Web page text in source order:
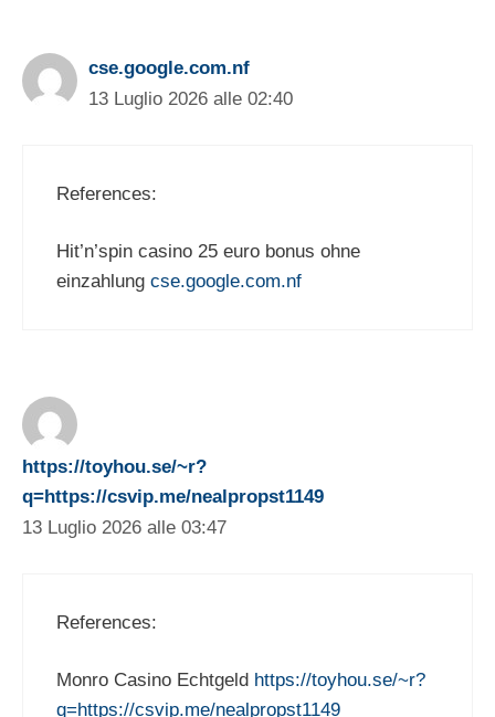
cse.google.com.nf
13 Luglio 2026 alle 02:40
References:
Hit’n’spin casino 25 euro bonus ohne
einzahlung cse.google.com.nf
https://toyhou.se/~r?
q=https://csvip.me/nealpropst1149
13 Luglio 2026 alle 03:47
References:
Monro Casino Echtgeld https://toyhou.se/~r?
q=https://csvip.me/nealpropst1149